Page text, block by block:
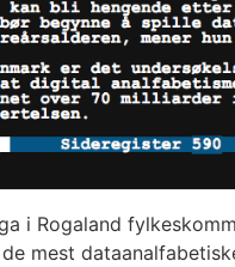
i Roga­land
mest